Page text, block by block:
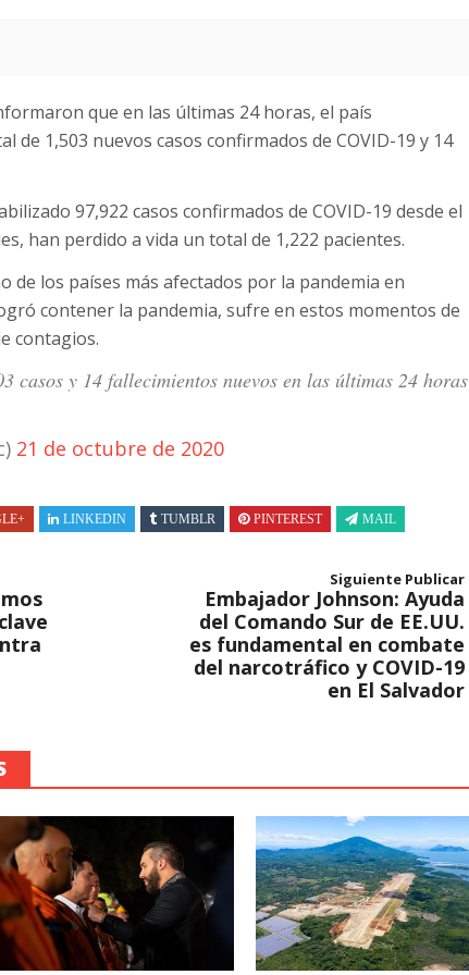
que en las últimas 24 horas, el país
1,503 nuevos casos confirmados de COVID-19 y 14
97,922 casos confirmados de COVID-19 desde el
han perdido a vida un total de 1,222 pacientes.
de los países más afectados por la pandemia en
contener la pandemia, sufre en estos momentos de
contagios.
casos y 14 fallecimientos nuevos en las últimas 24 horas
21 de octubre de 2020
LINKEDIN TUMBLR PINTEREST MAIL
Siguiente Publicar
Embajador Johnson: Ayuda
del Comando Sur de EE.UU.
es fundamental en combate
del narcotráfico y COVID-19
en El Salvador